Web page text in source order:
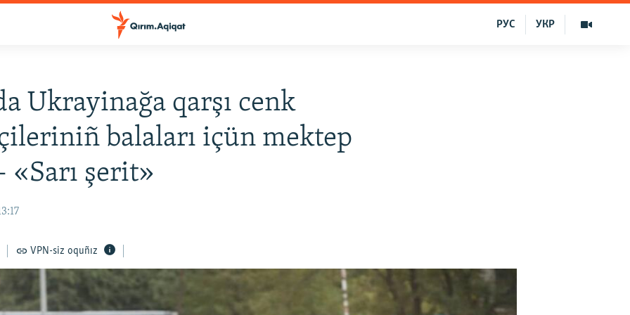
УКР
РУС
Ukrayinağa qarşı cenk
balaları içün mektep
«Sarı şerit»
VPN-siz oquñız